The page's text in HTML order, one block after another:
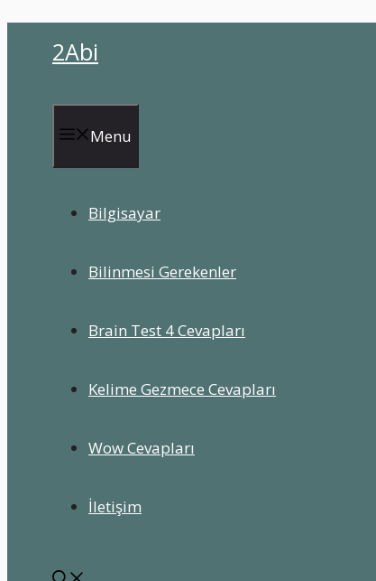
2Abi
Menu
Bilgisayar
Bilinmesi Gerekenler
Brain Test 4 Cevapları
Kelime Gezmece Cevapları
Wow Cevapları
İletişim